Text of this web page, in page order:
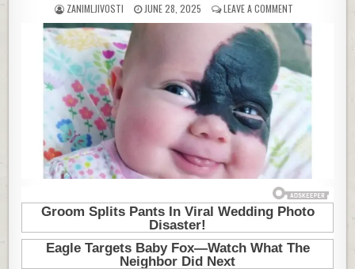
AUTHOR:
ZANIMLJIVOSTI
PUBLISHED
DATE:
JUNE 28, 2025 LEAVE A COMMENTON
KAD
SE
NATALIJA
RODILA,
OTAC
JE
OD
OKRENUO
GLAVU,
A
MAJKA
VRISNULA
OD
ŠOKA:
DANAS
IMA